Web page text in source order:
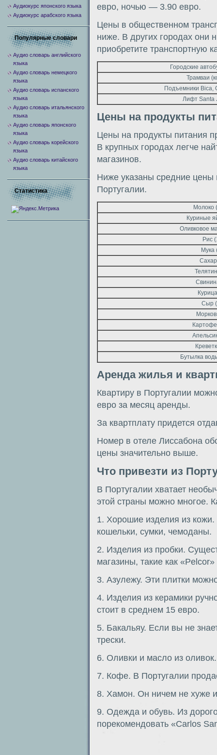
евро, ночью — 3.90 евро.
Цены в общественном
ниже. В других городах они
приобретите транспортную
Городские
Трамваи
Подъемники Bica,
Лифт Santa
Цены на продукты
Цены на продукты питания
В крупных городах легче
магазинов.
Ниже указаны средние цены
Португалии.
Молоко
Куриные
Оливковое
Рис
Мука
Сахар
Сыр
Бутылка
Аренда жилья и
Квартиру в Португалии
евро за месяц аренды.
За квартплату придется
Номер в отеле Лиссабона
цены значительно выше.
Что привезти из
В Португалии хватает
этой страны можно многое.
1. Хорошие изделия из
кошельки, сумки, чемоданы.
2. Изделия из пробки.
магазины, такие как
3. Азулежу. Эти плитки
4. Изделия из керамики
стоит в среднем 15 евро.
5. Бакальяу. Если вы не
трески.
6. Оливки и масло из
7. Кофе. В Португалии
8. Хамон. Он ничем не хуже
9. Одежда и обувь. Из
порекомендовать «Carlos
Аудиокурс японского языка
Аудиокурс арабского языка
Популярные словари
Аудио словарь английского
языка
Аудио словарь немецкого
языка
Аудио словарь испанского
языка
Аудио словарь итальянского
языка
Аудио словарь японского
языка
Аудио словарь корейского
языка
Аудио словарь китайского
языка
Статистика